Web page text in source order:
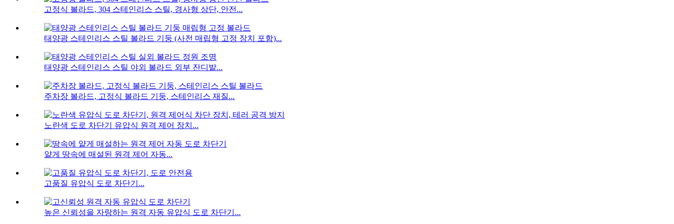
고정식 볼라드, 304 스테인리스 스틸, 경사형 상단, 안전...
태양광 스테인리스 스틸 볼라드 기둥 (사전 매립형 고정 장치 포함)...
태양광 스테인리스 스틸 야외 볼라드 외부 잔디밭...
주차장 볼라드, 고정식 볼라드 기둥, 스테인리스 재질...
노란색 도로 차단기 유압식 원격 제어 장치...
얕게 땅속에 매설된 원격 제어 자동...
고품질 유압식 도로 차단기...
높은 신뢰성을 자랑하는 원격 자동 유압식 도로 차단기...